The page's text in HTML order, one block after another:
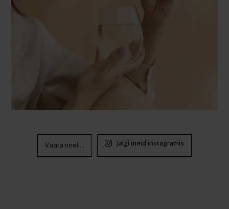
Vaata veel ... Jälgi meid instagramis